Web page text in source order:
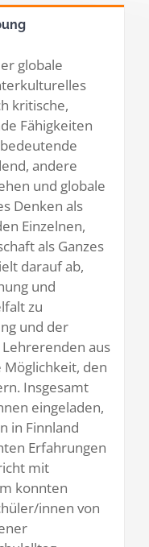
globale
kritische,
Fähigkeiten
andere
und globale
Denken als
Einzelnen,
als Ganzes
darauf ab,
und
zu
und der
aus
den
Insgesamt
eingeladen,
in Finnland
Erfahrungen
mit
konnten
innen von